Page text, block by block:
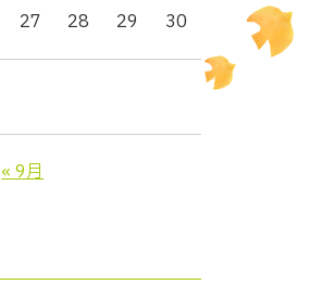
27 28 29 30
« 9月